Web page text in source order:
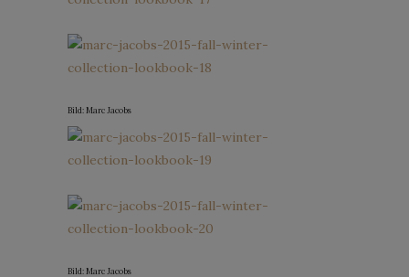
Bild: Marc Jacobs
Bild: Marc Jacobs